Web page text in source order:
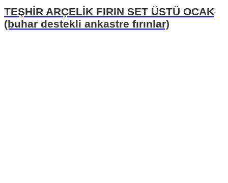
TEŞHİR ARÇELİK FIRIN SET ÜSTÜ OCAK
(buhar destekli ankastre fırınlar)